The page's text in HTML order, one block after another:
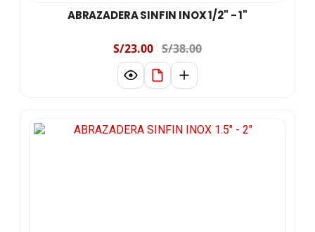
ABRAZADERA SINFIN INOX 1/2" - 1"
S/23.00 S/38.00